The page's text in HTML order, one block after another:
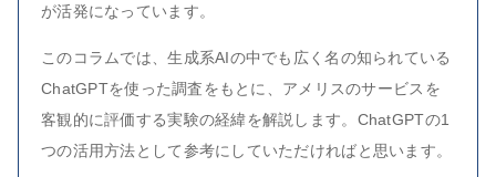
が活発になっています。
このコラムでは、生成系AIの中でも広く名の知られている
ChatGPTを使った調査をもとに、アメリスのサービスを
客観的に評価する実験の経緯を解説します。ChatGPTの1
つの活用方法として参考にしていただければと思います。